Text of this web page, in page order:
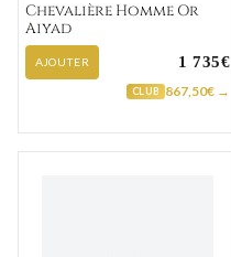
Chevalière Homme Or
Aiyad
AJOUTER 1 735€
CLUB 867,50€ →